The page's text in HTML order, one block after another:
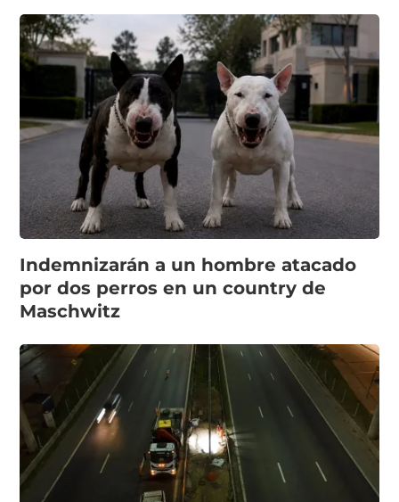
Indemnizarán a un hombre atacado
por dos perros en un country de
Maschwitz